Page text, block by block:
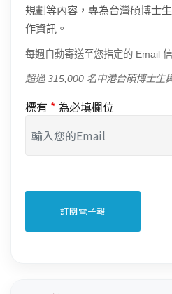
規劃等內容，專為台灣碩博士
作資訊。
每週自動寄送至您指定的 Email
超過 315,000 名中港台碩博士生
標有 * 為必填欄位